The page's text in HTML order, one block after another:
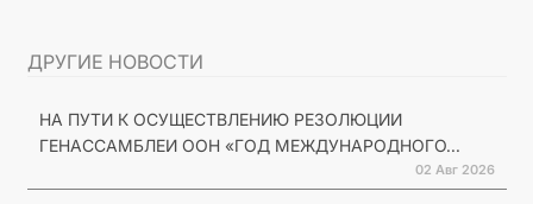
ДРУГИЕ НОВОСТИ
НА ПУТИ К ОСУЩЕСТВЛЕНИЮ РЕЗОЛЮЦИИ
ГЕНАССАМБЛЕИ ООН «ГОД МЕЖДУНАРОДНОГО...
02 Авг 2026